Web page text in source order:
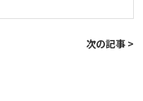
次の記事 >